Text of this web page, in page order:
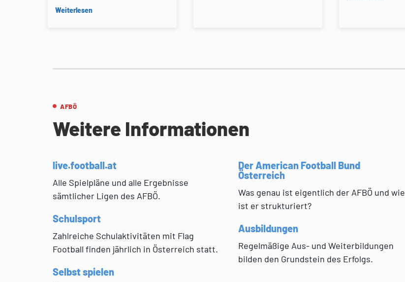
Weiterlesen
AFBÖ
Weitere Informationen
live.football.at
Alle Spielpläne und alle Ergebnisse
sämtlicher Ligen des AFBÖ.
Schulsport
Zahlreiche Schulaktivitäten mit Flag
Football finden jährlich in Österreich statt.
Selbst spielen
Der American Football Bund
Österreich
Was genau ist eigentlich der AFBÖ und wie
ist er strukturiert?
Ausbildungen
Regelmäßige Aus- und Weiterbildungen
bilden den Grundstein des Erfolgs.